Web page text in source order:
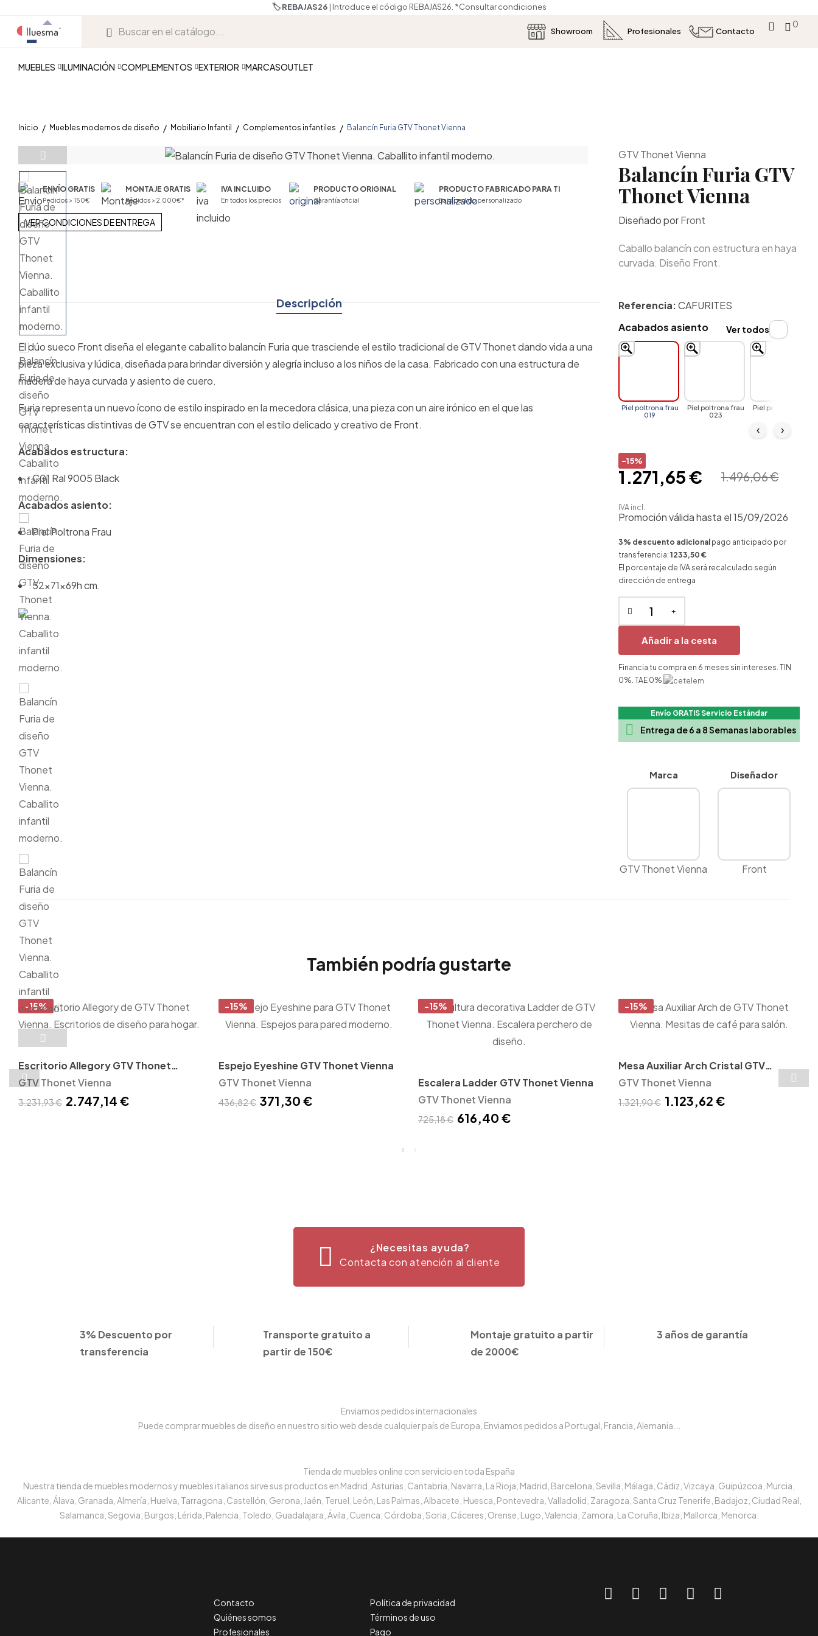
🏷️ REBAJAS26| Introduce el código REBAJAS26. *Consultar condiciones
Showroom Profesionales Contacto
0
MUEBLES ILUMINACIÓN COMPLEMENTOS EXTERIOR MARCASOUTLET
Inicio Muebles modernos de diseño Mobiliario Infantil Complementos infantiles Balancín Furia GTV Thonet Vienna
ENVÍO GRATIS
Pedidos > 150€
MONTAJE GRATIS
Pedidos > 2.000€*
IVA INCLUIDO
En todos los precios
PRODUCTO ORIGINAL
Garantía oficial
PRODUCTO FABRICADO PARA TI
Bajo pedido personalizado
VER CONDICIONES DE ENTREGA
Descripción
El dúo sueco Front diseña el elegante caballito balancín Furia que trasciende el estilo tradicional de GTV Thonet dando vida a una
pieza exclusiva y lúdica, diseñada para brindar diversión y alegría incluso a los niños de la casa. Fabricado con una estructura de
madera de haya curvada y asiento de cuero.
Furia representa un nuevo ícono de estilo inspirado en la mecedora clásica, una pieza con un aire irónico en el que las
características distintivas de GTV se encuentran con el estilo delicado y creativo de Front.
Acabados estructura:
C01 Ral 9005 Black
Acabados asiento:
Piel Poltrona Frau
Dimensiones:
52x71x69h cm.
GTV Thonet Vienna
Balancín Furia GTV
Thonet Vienna
Diseñado porFront
Caballo balancín con estructura en haya
curvada. Diseño Front.
Referencia:CAFURITES
Acabados asiento
Piel poltrona frau
019
Piel poltrona frau
023
Piel poltrona frau
‹ ›
Ver todos
-15%
1.496,06 €
1.271,65 €
IVA incl.
Promoción válida hasta el 15/09/2026
3% descuento adicional pago anticipado por
transferencia: 1233,50 €
El porcentaje de IVA será recalculado según
dirección de entrega
Añadir a la cesta
Financia tu compra en 6 meses sin intereses. TIN
0%. TAE 0%
Envío GRATIS Servicio Estándar
 Entrega de 6 a 8 Semanas laborables
Marca
GTV Thonet Vienna
Diseñador
Front
También podría gustarte
-15%
Escritorio Allegory GTV Thonet
Vienna
GTV Thonet Vienna
3.231,93 € 2.747,14 €
-15%
Espejo Eyeshine GTV Thonet Vienna
GTV Thonet Vienna
436,82 € 371,30 €
-15%
Escalera Ladder GTV Thonet Vienna
GTV Thonet Vienna
725,18 € 616,40 €
-15%
Mesa Auxiliar Arch Cristal GTV
Thonet Vienna
GTV Thonet Vienna
1.321,90 € 1.123,62 €
¿Necesitas ayuda?
Contacta con atención al cliente
3% Descuento por
transferencia
Transporte gratuito a
partir de 150€
Montaje gratuito a partir
de 2000€
3 años de garantía
Enviamos pedidos internacionales
Puede comprar muebles de diseño en nuestro sitio web desde cualquier país de Europa, Enviamos pedidos a Portugal, Francia, Alemania...
Tienda de muebles online con servicio en toda España
Nuestra tienda de muebles modernos y muebles italianos sirve sus productos en Madrid, Asturias, Cantabria, Navarra, La Rioja, Madrid, Barcelona, Sevilla, Málaga, Cádiz, Vizcaya, Guipúzcoa, Murcia,
Alicante, Álava, Granada, Almería, Huelva, Tarragona, Castellón, Gerona, Jaén, Teruel, León, Las Palmas, Albacete, Huesca, Pontevedra, Valladolid, Zaragoza, Santa Cruz Tenerife, Badajoz, Ciudad Real,
Salamanca, Segovia, Burgos, Lérida, Palencia, Toledo, Guadalajara, Ávila, Cuenca, Córdoba, Soria, Cáceres, Orense, Lugo, Valencia, Zamora, La Coruña, Ibiza, Mallorca, Menorca.
Contacto
Quiénes somos
Profesionales
Política de privacidad
Términos de uso
Pago